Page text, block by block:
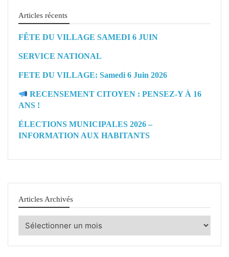
Articles récents
FÊTE DU VILLAGE SAMEDI 6 JUIN
SERVICE NATIONAL
FETE DU VILLAGE: Samedi 6 Juin 2026
RECENSEMENT CITOYEN : PENSEZ-Y À 16
ANS !
ÉLECTIONS MUNICIPALES 2026 –
INFORMATION AUX HABITANTS
Articles Archivés
Articles